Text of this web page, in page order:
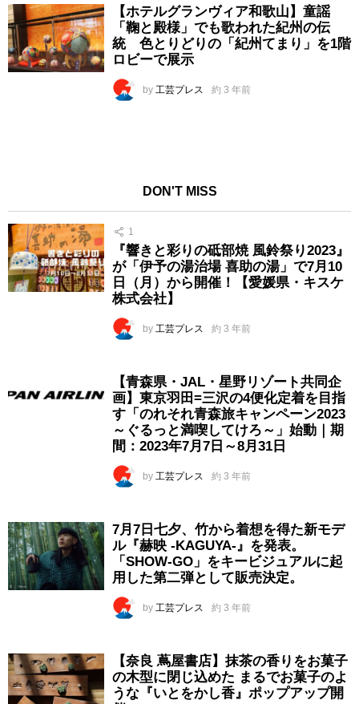
【ホテルグランヴィア和歌山】童謡
「鞠と殿様」でも歌われた紀州の伝
統 色とりどりの「紀州てまり」を1階
ロビーで展示
by 工芸プレス 約 3 年前
DON'T MISS
1
『響きと彩りの砥部焼 風鈴祭り2023』
が「伊予の湯治場 喜助の湯」で7月10
日（月）から開催！【愛媛県・キスケ
株式会社】
by 工芸プレス 約 3 年前
【青森県・JAL・星野リゾート共同企
画】東京羽田=三沢の4便化定着を目指
す「のれそれ青森旅キャンペーン2023
～ぐるっと満喫してけろ～」始動｜期
間：2023年7月7日～8月31日
by 工芸プレス 約 3 年前
7月7日七夕、竹から着想を得た新モデ
ル『赫映 -KAGUYA-』を発表。
「SHOW-GO」をキービジュアルに起
用した第二弾として販売決定。
by 工芸プレス 約 3 年前
【奈良 蔦屋書店】抹茶の香りをお菓子
の木型に閉じ込めた まるでお菓子のよ
うな『いとをかし香』ポップアップ開